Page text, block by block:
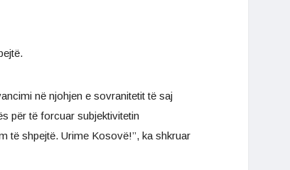
në njohjen e sovranitetit të saj
për të forcuar subjektivitetin
shpejtë. Urime Kosovë!’’, ka shkruar